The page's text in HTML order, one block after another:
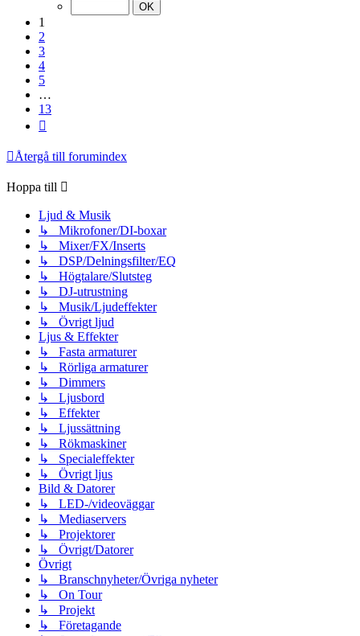
1
2
3
4
5
…
13
Återgå till forumindex
Hoppa till
Ljud & Musik
↳ Mikrofoner/DI-boxar
↳ Mixer/FX/Inserts
↳ DSP/Delningsfilter/EQ
↳ Högtalare/Slutsteg
↳ DJ-utrustning
↳ Musik/Ljudeffekter
↳ Övrigt ljud
Ljus & Effekter
↳ Fasta armaturer
↳ Rörliga armaturer
↳ Dimmers
↳ Ljusbord
↳ Effekter
↳ Ljussättning
↳ Rökmaskiner
↳ Specialeffekter
↳ Övrigt ljus
Bild & Datorer
↳ LED-/videoväggar
↳ Mediaservers
↳ Projektorer
↳ Övrigt/Datorer
Övrigt
↳ Branschnyheter/Övriga nyheter
↳ On Tour
↳ Projekt
↳ Företagande